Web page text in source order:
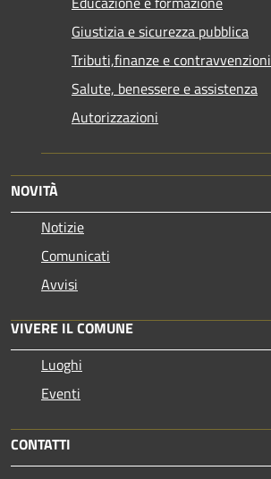
Giustizia e sicurezza pubblica
Tributi,finanze e contravvenzioni
Salute, benessere e assistenza
Autorizzazioni
NOVITÀ
Notizie
Comunicati
Avvisi
VIVERE IL COMUNE
Luoghi
Eventi
CONTATTI